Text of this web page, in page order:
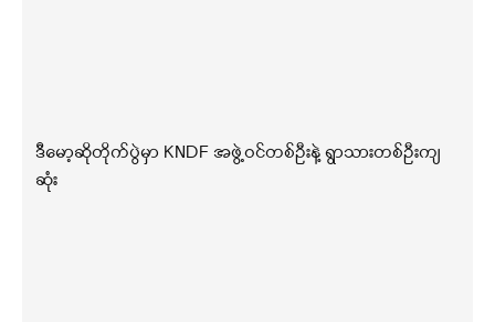
ဒီမော့ဆိုတိုက်ပွဲမှာ KNDF အဖွဲ့ဝင်တစ်ဦးနဲ့ ရွာသားတစ်ဦးကျ
ဆုံး